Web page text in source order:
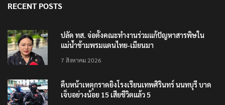
RECENT POSTS
ปลัด ทส. จ่อตั้งคณะทำงานร่วมแก้ปัญหาสารพิษใน
แม่น้ำข้ามพรมแดนไทย-เมียนมา
7 สิงหาคม 2026
คืบหน้าเหตุกราดยิงโรงเรียนเทพศิรินทร์ นนทบุรี บาด
เจ็บอย่างน้อย 15 เสียชีวิตแล้ว 5